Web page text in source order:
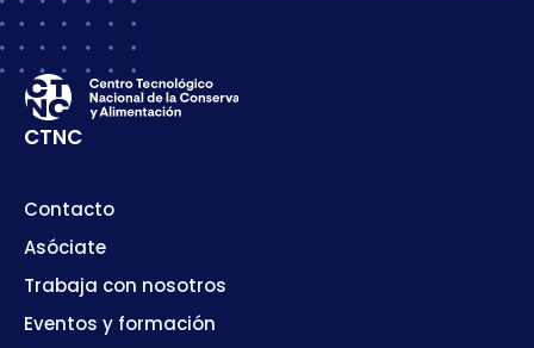
CTNC
Contacto
Asóciate
Trabaja con nosotros
Eventos y formación